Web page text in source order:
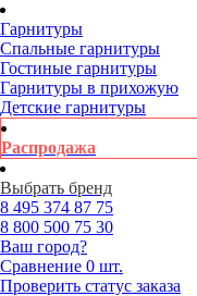
Гарнитуры
Спальные гарнитуры
Гостиные гарнитуры
Гарнитуры в прихожую
Детские гарнитуры
Распродажа
Выбрать бренд
8 495 374 87 75
8 800 500 75 30
Ваш город?
Сравнение 0 шт.
Проверить статус заказа